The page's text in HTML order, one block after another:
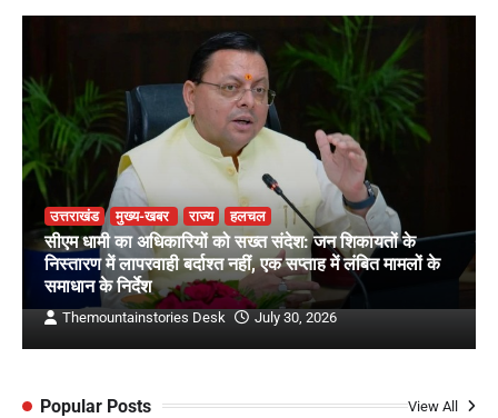
उत्तराखंड मुख्य-खबर राज्य हलचल
सीएम धामी का अधिकारियों को सख्त संदेश: जन शिकायतों के
निस्तारण में लापरवाही बर्दाश्त नहीं, एक सप्ताह में लंबित मामलों के
समाधान के निर्देश
Themountainstories Desk July 30, 2026
Popular Posts View All